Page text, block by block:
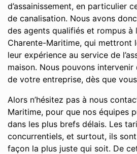
d’assainissement, en particulier
de canalisation. Nous avons
des agents qualifiés et rompus à
Charente-Maritime, qui mettront
leur expérience au service de
maison. Nous pouvons
de votre entreprise, dès que
Alors n’hésitez pas à nous
Maritime, pour que nos équipes
dans les plus brefs délais. Les
concurrentiels, et surtout, ils
façon la plus juste qui soit. De